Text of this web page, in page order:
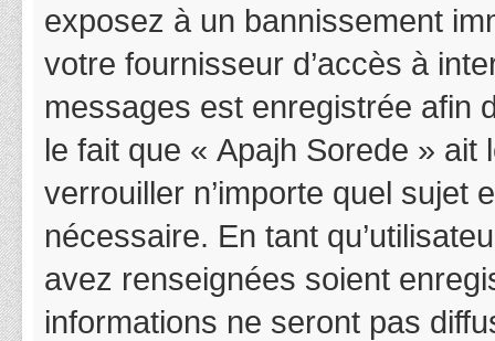
exposez à un bannissement
votre fournisseur d’accès à
messages est enregistrée afin
le fait que « Apajh Sorede »
verrouiller n’importe quel sujet
nécessaire. En tant
avez renseignées soient
informations ne seront pas